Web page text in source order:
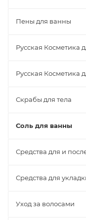
Пены для ванны
Русская Косметика
Русская Косметика
Скрабы для тела
Соль для ванны
Средства для и
Средства для
Уход за волосами